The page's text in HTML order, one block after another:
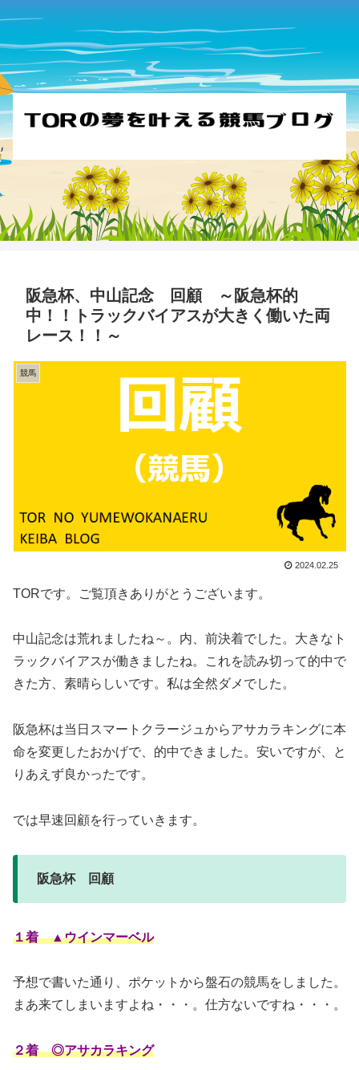
阪急杯、中山記念 回顧 ～阪急杯的
中！！トラックバイアスが大きく働いた両
レース！！～
競馬
2024.02.25
TORです。ご覧頂きありがとうございます。
中山記念は荒れましたね～。内、前決着でした。大きなト
ラックバイアスが働きましたね。これを読み切って的中で
きた方、素晴らしいです。私は全然ダメでした。
阪急杯は当日スマートクラージュからアサカラキングに本
命を変更したおかげで、的中できました。安いですが、と
りあえず良かったです。
では早速回顧を行っていきます。
阪急杯 回顧
１着 ▲ウインマーベル
予想で書いた通り、ポケットから盤石の競馬をしました。
まあ来てしまいますよね・・・。仕方ないですね・・・。
２着 ◎アサカラキング